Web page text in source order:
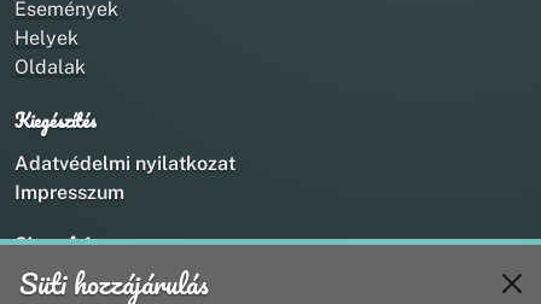
Események
Helyek
Oldalak
Kiegészítés
Adatvédelmi nyilatkozat
Impresszum
Kapcsolat
+36 20 211 1888
Süti hozzájárulás